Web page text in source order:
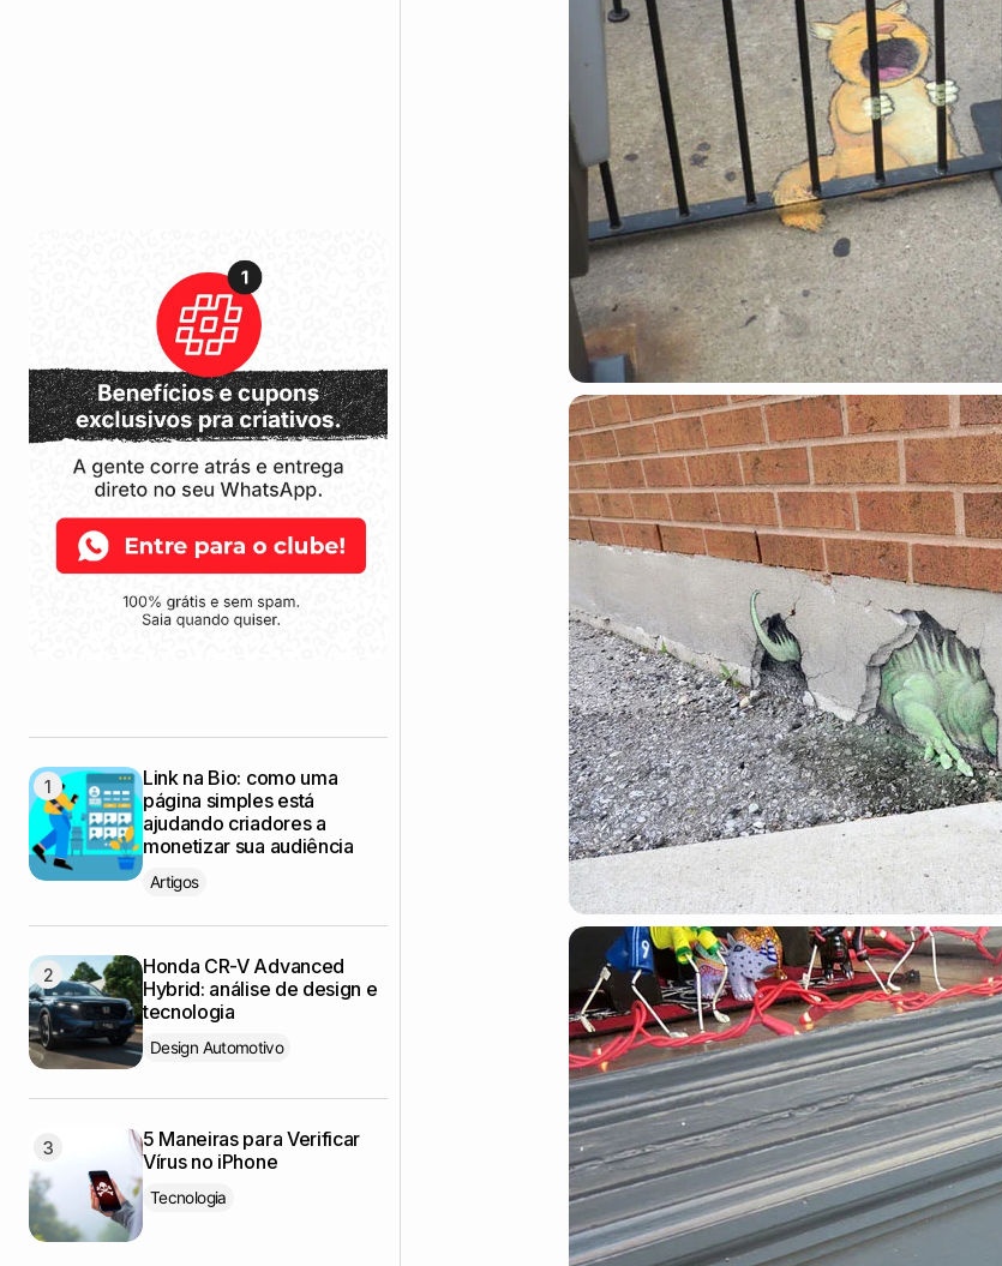
Link na Bio: como uma
página simples está
ajudando criadores a
monetizar sua audiência
Artigos
Honda CR-V Advanced
Hybrid: análise de design e
tecnologia
Design Automotivo
5 Maneiras para Verificar
Vírus no iPhone
Tecnologia